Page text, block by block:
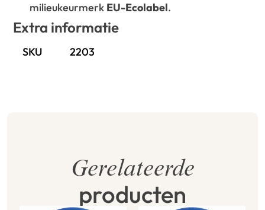
milieukeurmerk EU-Ecolabel.
Extra informatie
SKU 2203
Gerelateerde
producten